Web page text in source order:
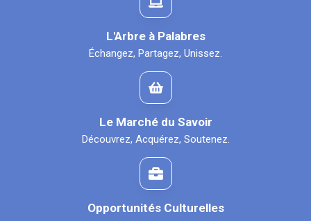
L'Arbre à Palabres
Échangez, Partagez, Unissez.
Le Marché du Savoir
Découvrez, Acquérez, Soutenez.
Opportunités Culturelles